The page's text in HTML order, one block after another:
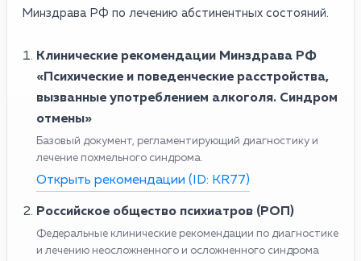
Минздрава РФ по лечению абстинентных состояний.
Клинические рекомендации Минздрава РФ
«Психические и поведенческие расстройства,
вызванные употреблением алкоголя. Синдром
отмены»
Базовый документ, регламентирующий диагностику и
лечение похмельного синдрома.
Открыть рекомендации (ID: KR77)
Российское общество психиатров (РОП)
Федеральные клинические рекомендации по диагностике
и лечению неосложненного и осложненного синдрома